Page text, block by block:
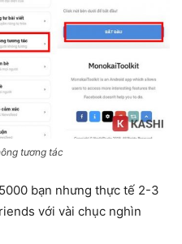
tương tác
bạn nhưng thực tế 2-3
với vài chục nghìn